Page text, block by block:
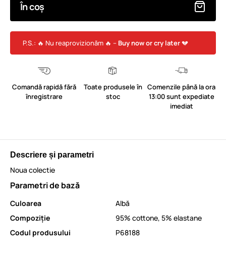
În coș
P.S.: 🔥 Nu reaprovizionăm 🔥 – Buy now or cry later💔
Comandă rapidă fără
înregistrare
Toate produsele în
stoc
Comenzile până la ora
13:00 sunt expediate
imediat
Descriere și parametri
Noua colectie
Parametri de bază
Culoarea
Albă
Compoziție
95% cottone, 5% elastane
Codul produsului
P68188